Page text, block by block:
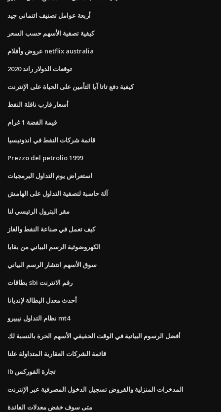
أربعة عوامل تصنيف ائتماني جيد
كيفية تصفية الأسهم حسب السعر
عروض وأفلام netflix australia
توقعات الدولار راند 2020
كيفية دفع تاتا آيا التأمين على الحياة على الإنترنت
أسعار قارب ناقلة النفط
قيمة الفضة 1 غرام
قائمة شركات النفط في اندونيسيا
Prezzo del petrolio 1999
استعراض يوم التداول البرمجيات
آلة حاسبة لتصفية التداول على الهامش
مقر البترول الرئيسي لنا
كيف تعمل في صناعة النفط والغاز
الكهروضوئية الرسم البياني من بقايا
سوق الأسهم انتشار الرسم البياني
بطاقات sbi رقم الانترنت
أحدث معدل البطالة لإنديانا
نظام التداول نيبيرو mt4
أفضل الرسوم البيانية في الوقت الحقيقي الأسهم الحرة بالنسبة لك
قائمة الشركات العقارية المتداولة علنا
Ib تجارة الفوركس
المدخرات المنزلية والقروض تسجيل الدخول المصرفية عبر الإنترنت
متى سوف خفض معدلات الفائدة